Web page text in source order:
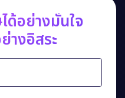
ด้อย่างมั่นใจ
างอิสระ